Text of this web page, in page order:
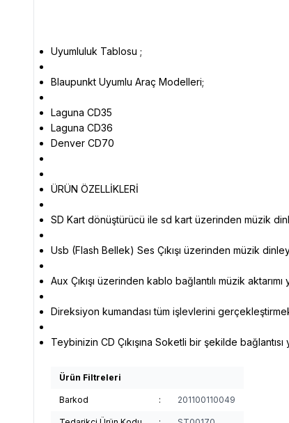
Uyumluluk Tablosu ;
Blaupunkt Uyumlu Araç Modelleri;
Laguna CD35
Laguna CD36
Denver CD70
ÜRÜN ÖZELLİKLERİ
SD Kart dönüştürücü ile sd kart üzerinden müzik
Usb (Flash Bellek) Ses Çıkışı üzerinden müzik
Aux Çıkışı üzerinden kablo bağlantılı müzik
Direksiyon kumandası tüm işlevlerini
Teybinizin CD Çıkışına Soketli bir şekilde
Ürün Filtreleri
Barkod : 201100110049